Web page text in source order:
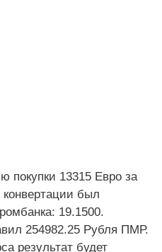
покупки 13315 Евро за
был
19.1500.
254982.25 Рубля ПМР.
результат будет